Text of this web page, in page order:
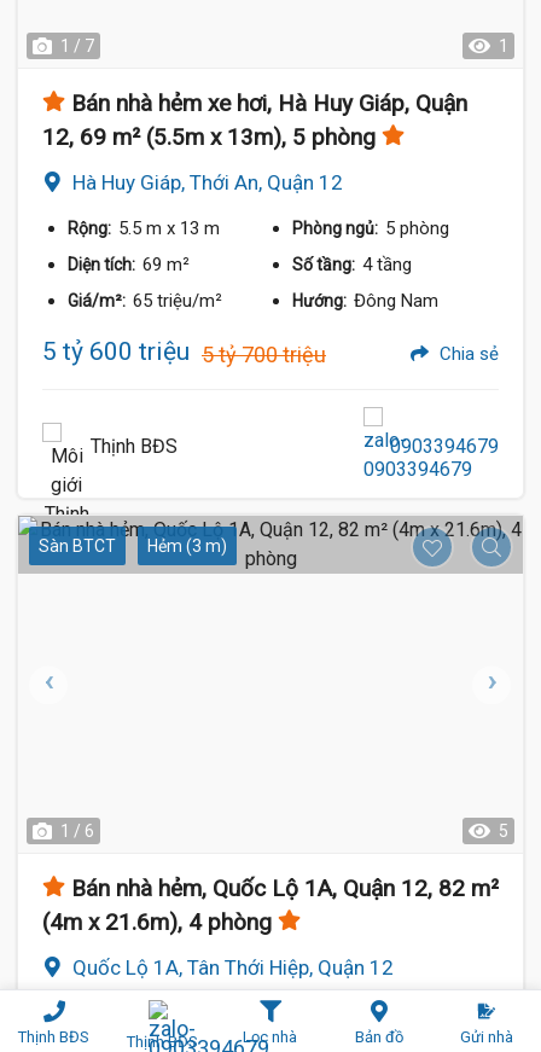
Thịnh BĐS Thịnh BĐS Lọc nhà Bản đồ Gửi nhà
1 / 7 1
Bán nhà hẻm xe hơi, Hà Huy Giáp, Quận
12, 69 m² (5.5m x 13m), 5 phòng
Hà Huy Giáp, Thới An, Quận 12
Rộng: 5.5 m x 13 m Phòng ngủ: 5 phòng
Diện tích: 69 m² Số tầng: 4 tầng
Giá/m²: 65 triệu/m² Hướng: Đông Nam
5 tỷ 600 triệu 5 tỷ 700 triệu Chia sẻ
Thịnh BĐS 0903394679
Sàn BTCT Hẻm (3 m)
1 / 6 5
Bán nhà hẻm, Quốc Lộ 1A, Quận 12, 82 m²
(4m x 21.6m), 4 phòng
Quốc Lộ 1A, Tân Thới Hiệp, Quận 12
x 21.6 m Phòng ngủ:4 phòng